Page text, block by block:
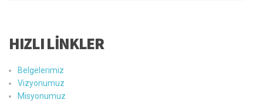
HIZLI LİNKLER
Belgelerimiz
Vizyonumuz
Misyonumuz